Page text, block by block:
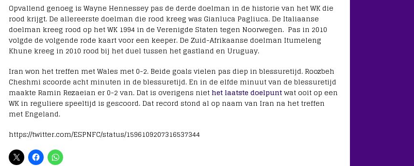
Opvallend genoeg is Wayne Hennessey pas de derde doelman in de historie van het WK die
rood krijgt. De allereerste doelman die rood kreeg was Gianluca Pagliuca. De Italiaanse
doelman kreeg rood op het WK 1994 in de Verenigde Staten tegen Noorwegen. Pas in 2010
volgde de volgende rode kaart voor een keeper. De Zuid-Afrikaanse doelman Itumeleng
Khune kreeg in 2010 rood bij het duel tussen het gastland en Uruguay.
Iran won het treffen met Wales met 0-2. Beide goals vielen pas diep in blessuretijd. Roozbeh
Cheshmi scoorde acht minuten in de blessuretijd. En in de elfde minuut van de blessuretijd
maakte Ramin Rezaeian er 0-2 van. Dat is overigens niethet laatste doelpuntwat ooit op een
WK in reguliere speeltijd is gescoord. Dat record stond al op naam van Iran na het treffen
met Engeland.
https://twitter.com/ESPNFC/status/1596109207316537344